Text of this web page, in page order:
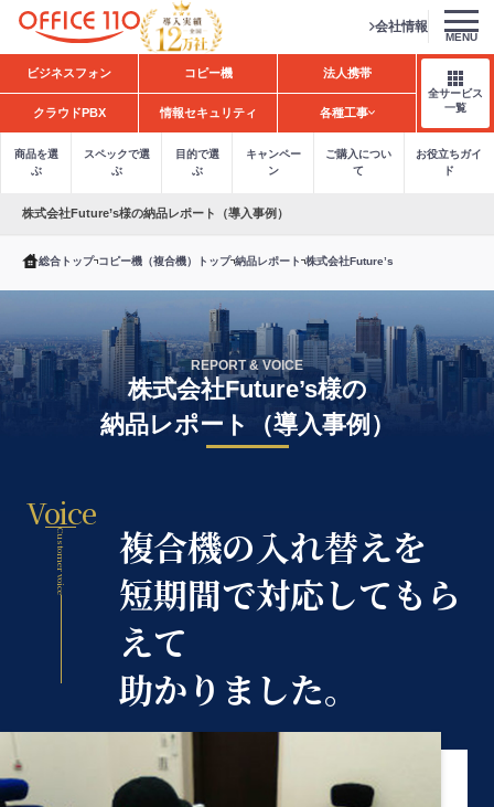
H
o
会社情報
MENU
ビジネスフォン コピー機 法人携帯
クラウドPBX 情報セキュリティ 各種工事
全サービス
一覧
商品を選
ぶ
スペックで選
ぶ
目的で選
ぶ
キャンペー
ン
ご購入につい
て
お役立ちガイ
ド
株式会社Future’s様の納品レポート（導入事例）
総合トップ コピー機（複合機）トップ 納品レポート 株式会社Future’s
REPORT & VOICE
株式会社Future’s様の
納品レポート（導入事例）
Voice
Customer voice
複合機の入れ替えを
短期間で対応してもら
えて
助かりました。